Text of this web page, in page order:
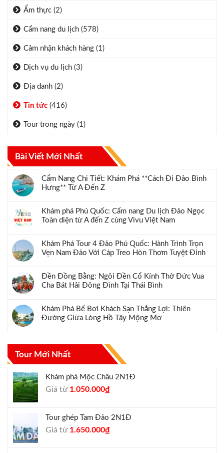
Ẩm thực (2)
Cẩm nang du lịch (578)
Cảm nhận khách hàng (1)
Dịch vụ du lịch (3)
Địa danh (2)
Tin tức (416)
Tour trong ngày (1)
Bài Viết Mới Nhất
Cẩm Nang Chi Tiết: Khám Phá **Cách Đi Đảo Bình
Hưng** Từ A Đến Z
Khám phá Phú Quốc: Cẩm nang Du lịch Đảo Ngọc
Toàn diện từ A đến Z cùng Vivu Việt Nam
Khám Phá Tour 4 Đảo Phú Quốc: Hành Trình Trọn
Vẹn Nam Đảo Với Cáp Treo Hòn Thơm Tuyệt Đỉnh
Đền Đồng Bằng: Ngôi Đền Cổ Kính Thờ Đức Vua
Cha Bát Hải Đông Đình Tại Thái Bình
Khám Phá Bể Bơi Khách Sạn Thắng Lợi: Thiên
Đường Giữa Lòng Hồ Tây Mộng Mơ
Tour Mới Nhất
Khám phá Mộc Châu 2N1Đ
Giá từ Giá
1.300.000₫.
1.050.000₫Giá
là:
Tour ghép Tam Đảo 2N1Đ
Giá từ Giá
1.650.000₫Giá